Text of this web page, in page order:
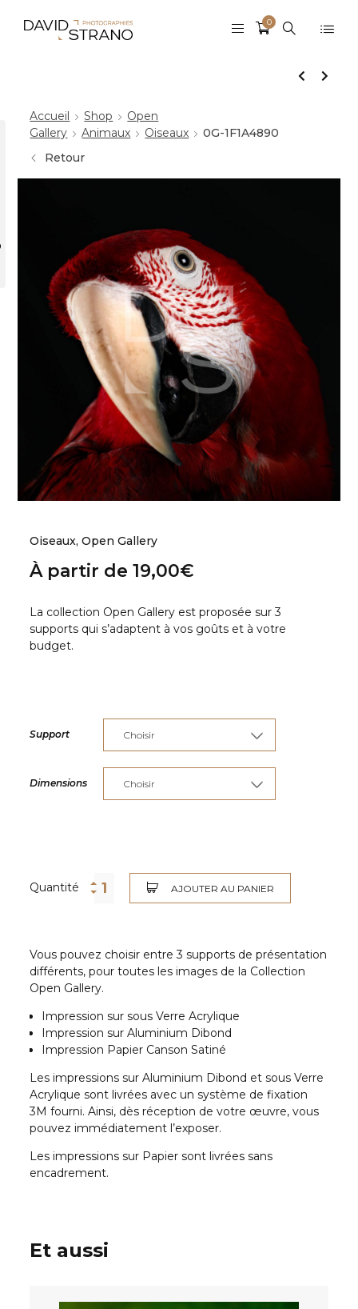
0
Accueil Shop
Open
Gallery
Animaux Oiseaux
0G-1F1A4890
Retour
Oiseaux,Open Gallery
À partir de19,00€
La collection Open Gallery est proposée sur 3
supports qui s’adaptent à vos goûts et à votre
budget.
Support
Dimensions
Quantité AJOUTER AU PANIER
Vous pouvez choisir entre 3 supports de présentation
différents, pour toutes les images de la Collection
Open Gallery.
Impression sur sous Verre Acrylique
Impression sur Aluminium Dibond
Impression Papier Canson Satiné
Les impressions sur Aluminium Dibond et sous Verre
Acrylique sont livrées avec un système de fixation
3M fourni. Ainsi, dès réception de votre œuvre, vous
pouvez immédiatement l’exposer.
Les impressions sur Papier sont livrées sans
encadrement.
Et aussi